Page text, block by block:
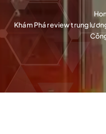
Khám Phá review trung